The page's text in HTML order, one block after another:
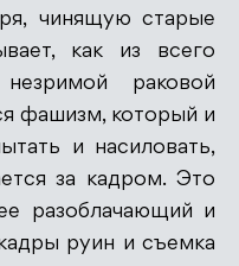
чинящую старые
как из всего
раковой
фашизм, который и
и насиловать,
за кадром. Это
разоблачающий и
руин и съемка